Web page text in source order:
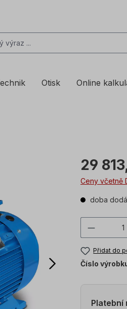
Otisk Online
29
Ceny včetně
doba
Přidat do
Číslo
Platební